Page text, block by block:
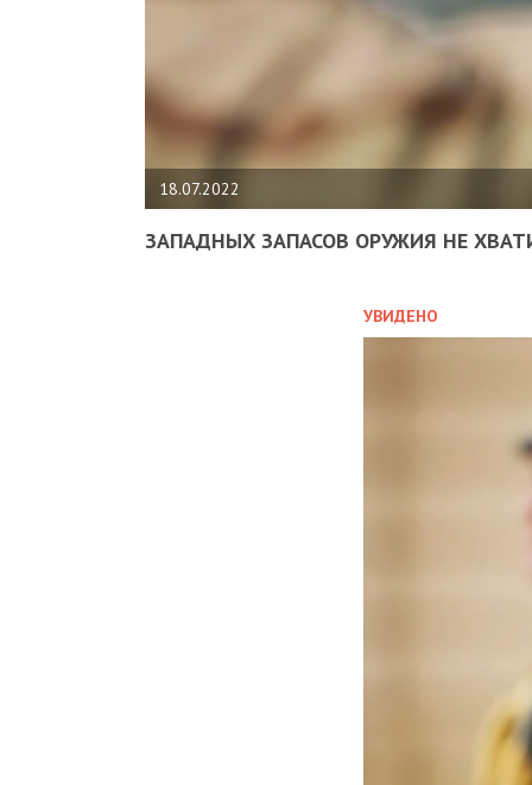
18.07.2022
ЗАПАДНЫХ ЗАПАСОВ ОРУЖИЯ НЕ
УВИДЕНО